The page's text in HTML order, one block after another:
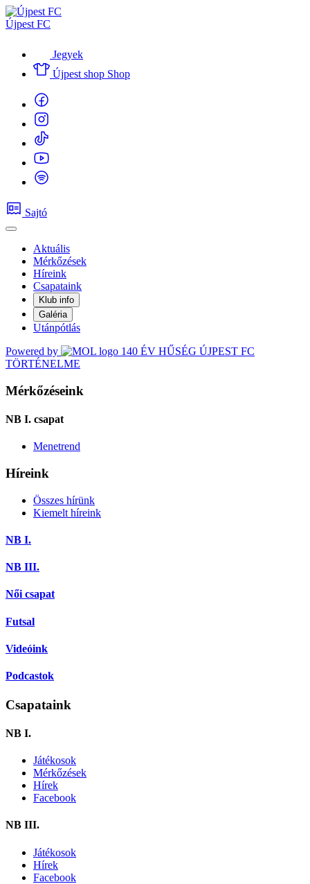
Újpest FC
Jegyek
Újpest shop Shop
Sajtó
Aktuális
Mérkőzések
Híreink
Csapataink
Klub info
Galéria
Utánpótlás
Powered by
140 ÉV HŰSÉG ÚJPEST FC
TÖRTÉNELME
Mérkőzéseink
NB I. csapat
Menetrend
Híreink
Összes hírünk
Kiemelt híreink
NB I.
NB III.
Női csapat
Futsal
Videóink
Podcastok
Csapataink
NB I.
Játékosok
Mérkőzések
Hírek
Facebook
NB III.
Játékosok
Hírek
Facebook